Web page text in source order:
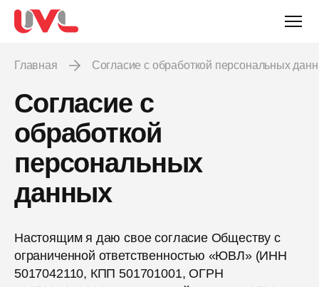
Главная Согласие с обработкой персональных
Согласие с
обработкой
персональных
данных
Настоящим я даю свое согласие Обществу с
ограниченной ответственностью «ЮВЛ» (ИНН
5017042110, КПП 501701001, ОГРН